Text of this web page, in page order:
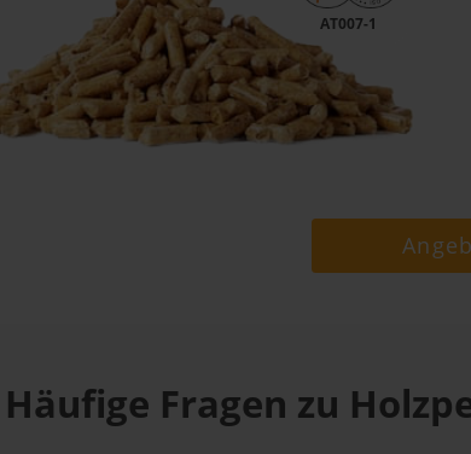
AT007-1
Häufige Fragen zu